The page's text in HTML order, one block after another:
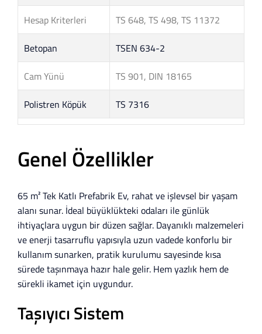
Hesap Kriterleri
TS 648, TS 498, TS 11372
Betopan
TSEN 634-2
Cam Yünü
TS 901, DIN 18165
Polistren Köpük
TS 7316
Genel Özellikler
65 m² Tek Katlı Prefabrik Ev, rahat ve işlevsel bir yaşam
alanı sunar. İdeal büyüklükteki odaları ile günlük
ihtiyaçlara uygun bir düzen sağlar. Dayanıklı malzemeleri
ve enerji tasarruflu yapısıyla uzun vadede konforlu bir
kullanım sunarken, pratik kurulumu sayesinde kısa
sürede taşınmaya hazır hale gelir. Hem yazlık hem de
sürekli ikamet için uygundur.
Taşıyıcı Sistem